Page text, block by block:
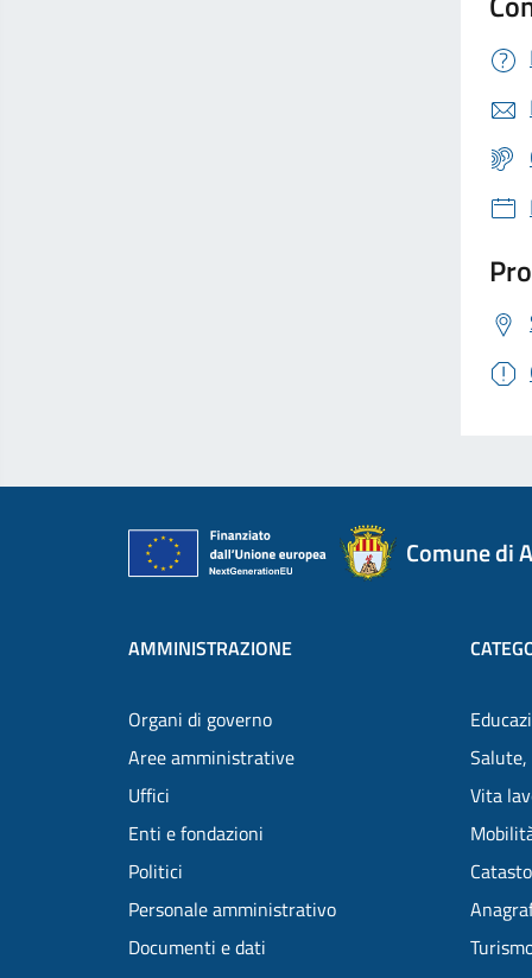
Comune di
AMMINISTRAZIONE
Organi di governo
Aree amministrative
Uffici
Enti e fondazioni
Politici
Personale amministrativo
Documenti e dati
Salute,
Vita